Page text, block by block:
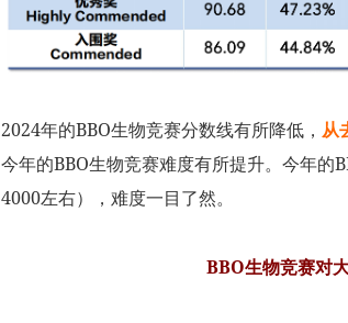
2024年的BBO生物竞赛分数线有所降低， 从
今年的BBO生物竞赛难度有所提升。今年的
4000左右），难度一目了然。
BBO生物竞赛对